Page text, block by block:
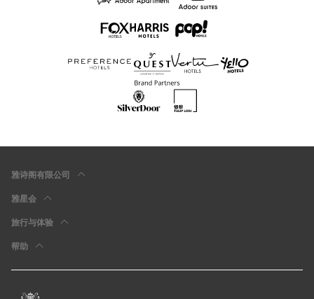
雅诗阁有限公司
雅星会
旅行与体验
帮助